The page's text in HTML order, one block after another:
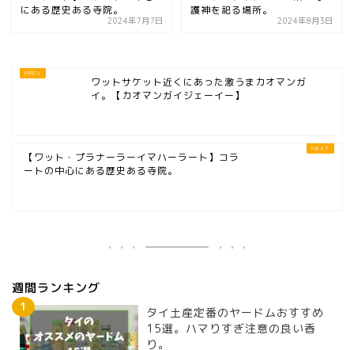
にある歴史ある寺院。
2024年7月7日
護神を祀る場所。
2024年8月3日
ワットサケット近くにあった激うまカオマンガ
イ。【カオマンガイジェーイー】
【ワット・プラナーラーイマハーラート】コラ
ートの中心にある歴史ある寺院。
週間ランキング
タイ土産定番のヤードムおすすめ
15選。ハマりすぎ注意の良い香
り。